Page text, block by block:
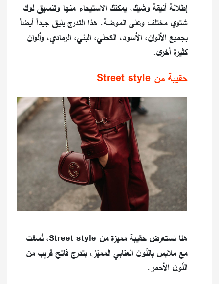
إطلالة أنيقة وشيك، يمكنك الاستيحاء منها وتنسيق لوك
شتوي مختلف وعلى الموضة. هذا التدرج يليق جيداً أيضاً
بجميع الألوان، الأسود، الكحلي، البني، الرمادي، وألوان
كثيرة أخرى.
حقيبة من Street style
هنا نستعرض حقيبة مميزة من Street style، نُسقت
مع ملابس باللّون العنابي المميّز، بتدرج فاتح قريب من
اللّون الأحمر.